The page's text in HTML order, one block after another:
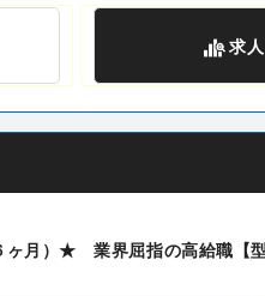
求人
月）★ 業界屈指の高給職【